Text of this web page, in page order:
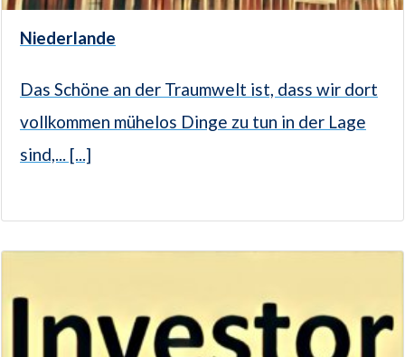
Niederlande
Das Schöne an der Traumwelt ist, dass wir dort
vollkommen mühelos Dinge zu tun in der Lage
sind,... [...]